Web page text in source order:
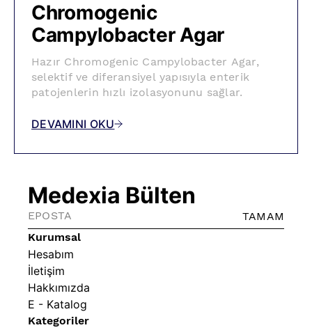
Chromogenic
Campylobacter Agar
Hazır Chromogenic Campylobacter Agar,
selektif ve diferansiyel yapısıyla enterik
patojenlerin hızlı izolasyonunu sağlar.
DEVAMINI OKU
Kurumsal
Hesabım
İletişim
Hakkımızda
E - Katalog
Kategoriler
Medexia Bülten
TAMAM